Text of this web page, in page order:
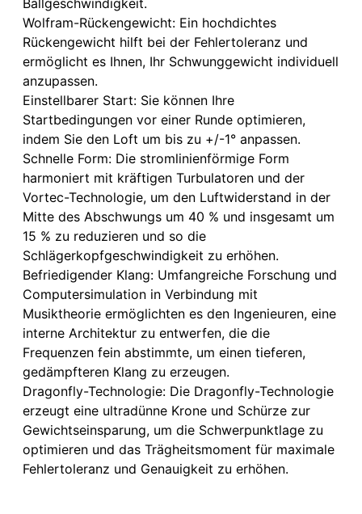
Wolfram-Rückengewicht: Ein hochdichtes
Rückengewicht hilft bei der Fehlertoleranz und
ermöglicht es Ihnen, Ihr Schwunggewicht individuell
anzupassen.
Einstellbarer Start: Sie können Ihre
Startbedingungen vor einer Runde optimieren,
indem Sie den Loft um bis zu +/-1° anpassen.
Schnelle Form: Die stromlinienförmige Form
harmoniert mit kräftigen Turbulatoren und der
Vortec-Technologie, um den Luftwiderstand in der
Mitte des Abschwungs um 40 % und insgesamt um
15 % zu reduzieren und so die
Schlägerkopfgeschwindigkeit zu erhöhen.
Befriedigender Klang: Umfangreiche Forschung und
Computersimulation in Verbindung mit
Musiktheorie ermöglichten es den Ingenieuren, eine
interne Architektur zu entwerfen, die die
Frequenzen fein abstimmte, um einen tieferen,
gedämpfteren Klang zu erzeugen.
Dragonfly-Technologie: Die Dragonfly-Technologie
erzeugt eine ultradünne Krone und Schürze zur
Gewichtseinsparung, um die Schwerpunktlage zu
optimieren und das Trägheitsmoment für maximale
Fehlertoleranz und Genauigkeit zu erhöhen.